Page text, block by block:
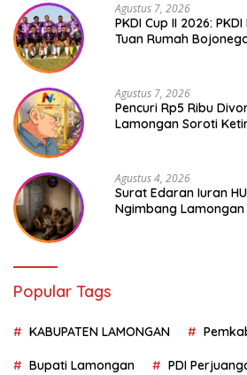
Agustus 7, 2026
PKDI Cup II 2026:
Tuan Rumah
Agustus 7, 2026
Pencuri Rp5 Ribu
Lamongan Soroti
Agustus 4, 2026
Surat Edaran Iuran
Ngimbang Lamongan
Popular Tags
KABUPATEN LAMONGAN
Bupati Lamongan PDI